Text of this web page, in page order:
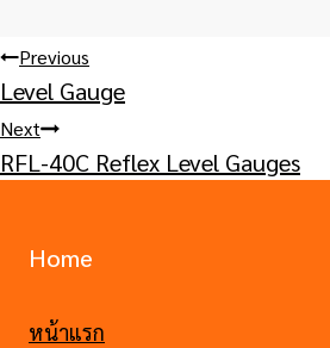
Post
navigation
Previous
Level Gauge
Next
RFL-40C Reflex Level Gauges
Home
หน้าแรก